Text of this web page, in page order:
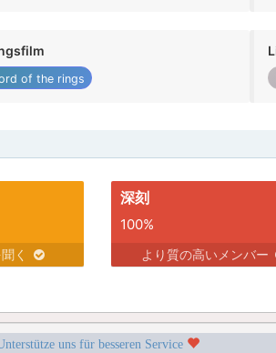
of the rings
く
深刻
100%
より質の高いメンバー
uns für besseren Service